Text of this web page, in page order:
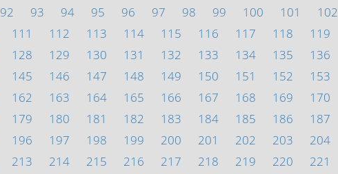
92 93 94 95 96 97 98 99 100 101 102
111 112 113 114 115 116 117 118 119
128 129 130 131 132 133 134 135 136
145 146 147 148 149 150 151 152 153
162 163 164 165 166 167 168 169 170
179 180 181 182 183 184 185 186 187
196 197 198 199 200 201 202 203 204
213 214 215 216 217 218 219 220 221